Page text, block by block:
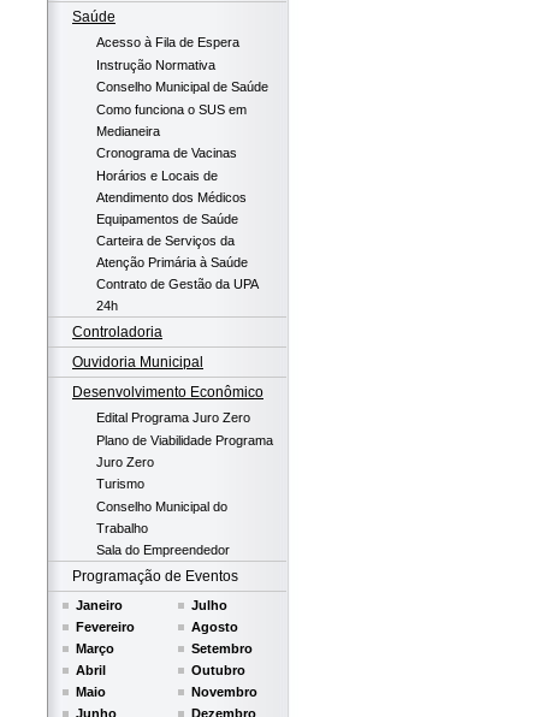
Saúde
Acesso à Fila de Espera
Instrução Normativa
Conselho Municipal de Saúde
Como funciona o SUS em
Medianeira
Cronograma de Vacinas
Horários e Locais de
Atendimento dos Médicos
Equipamentos de Saúde
Carteira de Serviços da
Atenção Primária à Saúde
Contrato de Gestão da UPA
24h
Controladoria
Ouvidoria Municipal
Desenvolvimento Econômico
Edital Programa Juro Zero
Plano de Viabilidade Programa
Juro Zero
Turismo
Conselho Municipal do
Trabalho
Sala do Empreendedor
Programação de Eventos
Janeiro
Fevereiro
Março
Abril
Maio
Junho
Julho
Agosto
Setembro
Outubro
Novembro
Dezembro